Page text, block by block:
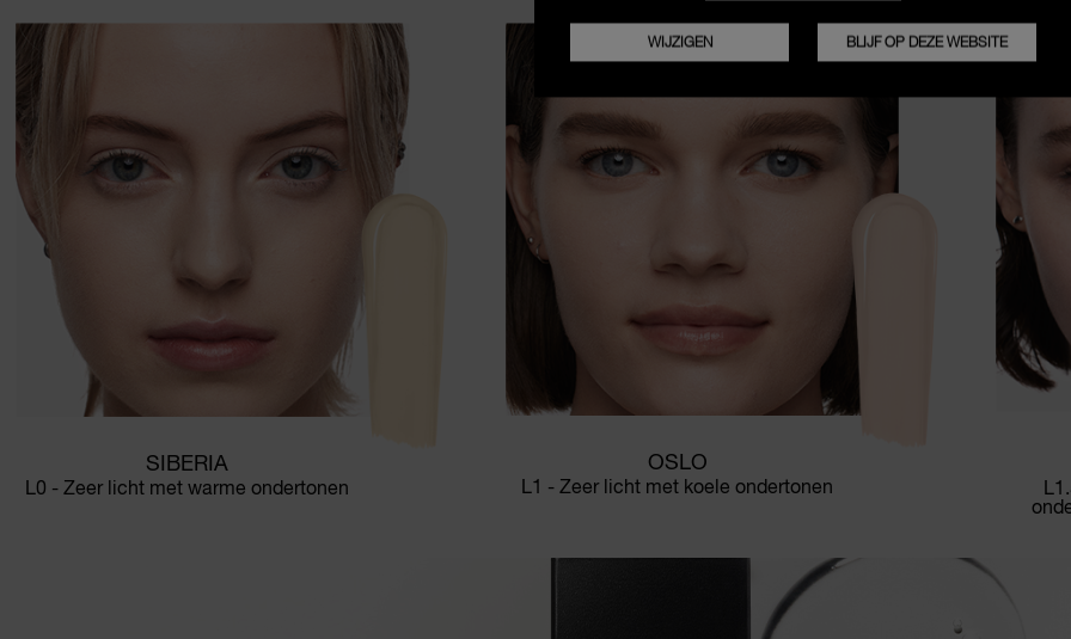
SIBERIA
L0 - Zeer licht met warme ondertonen
OSLO
L1 - Zeer licht met koele ondertonen
WIJZIGEN BLIJF OP DEZE WEBSITE